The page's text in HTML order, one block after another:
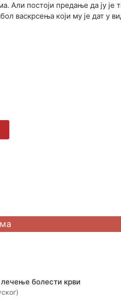
постоји предање да ју је
васкрсења који му је дат у
болести крви